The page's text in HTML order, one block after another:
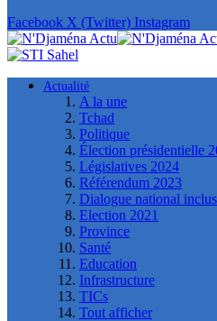
Facebook X (Twitter) Instagram
Actualité
A la une
Tchad
Politique
Élection présidentielle
Législatives 2024
Référendum 2023
Dialogue national
Election 2021
Province
Santé
Education
Infrastructure
TICs
Tout afficher